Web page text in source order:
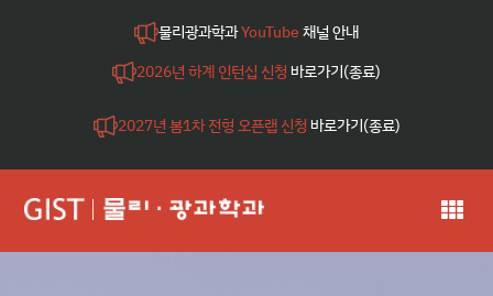
물리광과학과YouTube 채널 안내
2026년 하계 인턴십 신청 바로가기(종료)
2027년 봄1차 전형 오픈랩 신청 바로가기(종료)